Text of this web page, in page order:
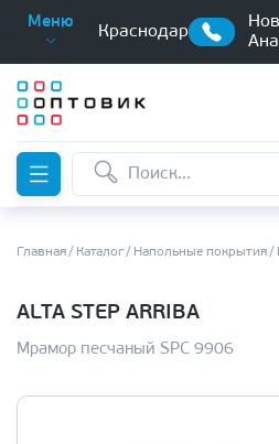
Меню
Краснодар
Главная Каталог Напольные покрытия
ALTA STEP ARRIBA
Мрамор песчаный SPC 9906